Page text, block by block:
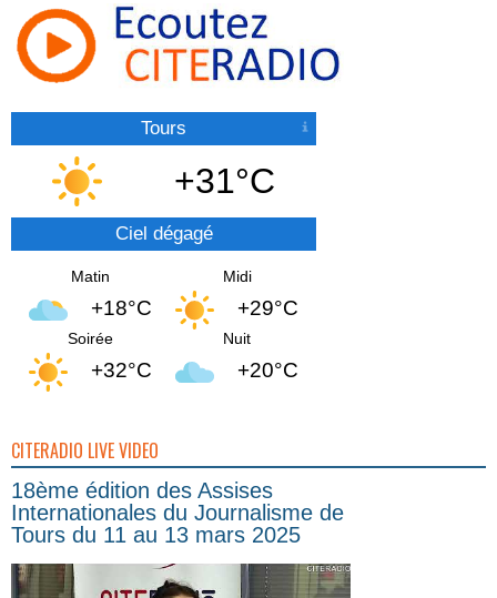
Tours
+31°C
Ciel dégagé
Matin
+18°C
Midi
+29°C
Soirée
+32°C
Nuit
+20°C
CITERADIO LIVE VIDEO
18ème édition des Assises
Internationales du Journalisme de
Tours du 11 au 13 mars 2025